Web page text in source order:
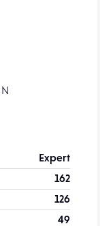
Expert
162
126
49